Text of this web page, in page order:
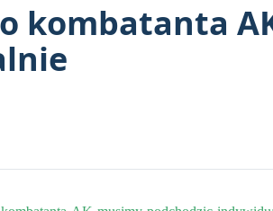
kombatanta